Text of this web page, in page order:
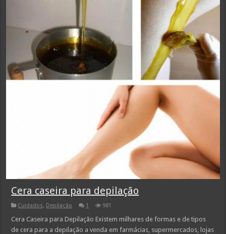
Cera caseira para depilação
Cuidados, Depilação 1 981
Cera Caseira para Depilação Existem milhares de formas e de tipos
de cera para a depilação a venda em farmácias, supermercados, lojas